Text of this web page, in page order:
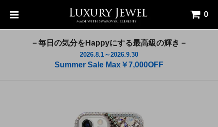
0
－毎日の気分をHappyにする最高級の輝き－
2026.8.1～2026.9.30
Summer Sale Max￥7,000OFF